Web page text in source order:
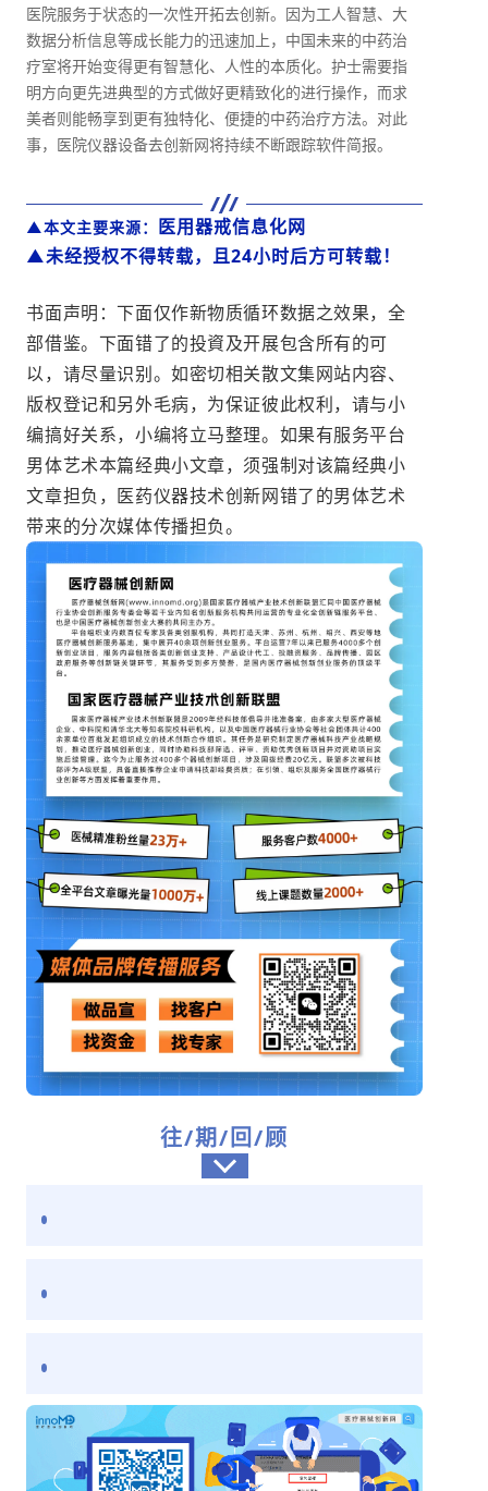
医院服务于状态的一次性开拓去创新。因为工人智慧、大
数据分析信息等成长能力的迅速加上，中国未来的中药治
疗室将开始变得更有智慧化、人性的本质化。护士需要指
明方向更先进典型的方式做好更精致化的进行操作，而求
美者则能畅享到更有独特化、便捷的中药治疗方法。对此
事，医院仪器设备去创新网将持续不断跟踪软件简报。
▲本文主要来源： 医用器戒信息化网
▲未经授权不得转载，且24小时后方可转载！
书面声明：下面仅作新物质循环数据之效果，全
部借鉴。下面错了的投資及开展包含所有的可
以，请尽量识别。如密切相关散文集网站内容、
版权登记和另外毛病，为保证彼此权利，请与小
编搞好关系，小编将立马整理。如果有服务平台
男体艺术本篇经典小文章，须强制对该篇经典小
文章担负，医药仪器技术创新网错了的男体艺术
带来的分次媒体传播担负。
往/期/回/顾